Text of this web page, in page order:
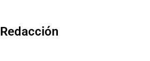
Redacción